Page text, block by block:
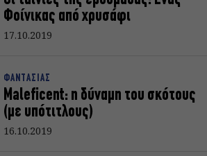
Φοίνικας από χρυσάφι
17.10.2019
ΦΑΝΤΑΣΙΑΣ
Maleficent: η δύναμη του σκότους
(με υπότιτλους)
16.10.2019